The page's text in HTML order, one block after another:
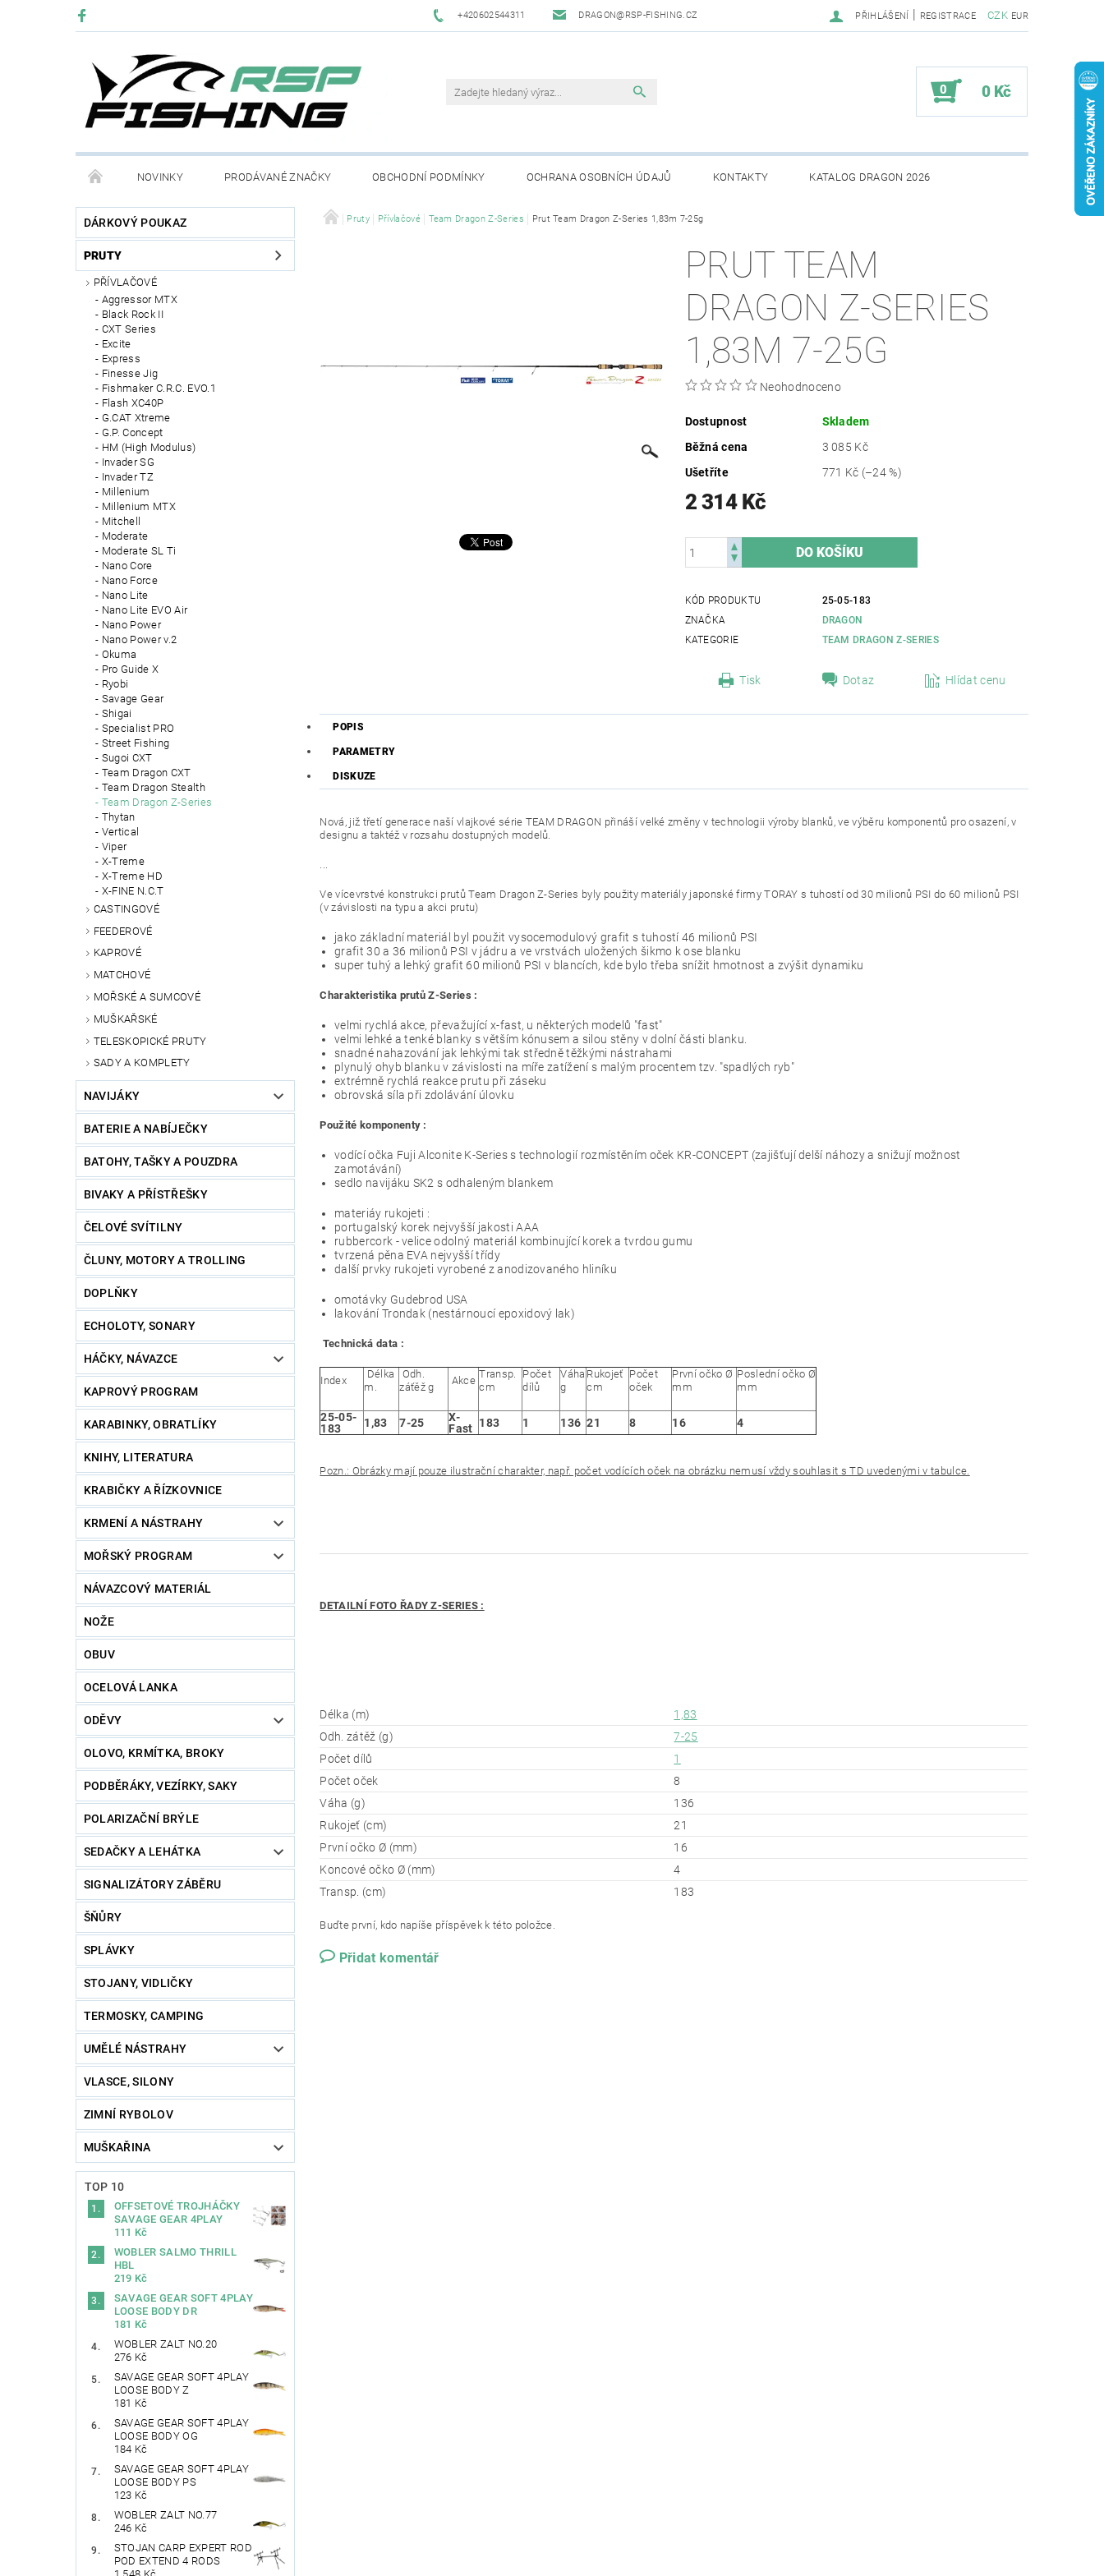
+420602544311 DRAGON@RSP-FISHING.CZ CZK EUR
PŘIHLÁŠENÍ | REGISTRACE
0 0 Kč
NOVINKY PRODÁVANÉ ZNAČKY OBCHODNÍ PODMÍNKY OCHRANA OSOBNÍCH ÚDAJŮ KONTAKTY KATALOG DRAGON 2026
DÁRKOVÝ POUKAZ
PRUTY
PŘÍVLAČOVÉ
Aggressor MTX
Black Rock II
CXT Series
Excite
Express
Finesse Jig
Fishmaker C.R.C. EVO.1
Flash XC40P
G.CAT Xtreme
G.P. Concept
HM (High Modulus)
Invader SG
Invader TZ
Millenium
Millenium MTX
Mitchell
Moderate
Moderate SL Ti
Nano Core
Nano Force
Nano Lite
Nano Lite EVO Air
Nano Power
Nano Power v.2
Okuma
Pro Guide X
Ryobi
Savage Gear
Shigai
Specialist PRO
Street Fishing
Sugoi CXT
Team Dragon CXT
Team Dragon Stealth
Team Dragon Z-Series
Thytan
Vertical
Viper
X-Treme
X-Treme HD
X-FINE N.C.T
CASTINGOVÉ
FEEDEROVÉ
KAPROVÉ
MATCHOVÉ
MOŘSKÉ A SUMCOVÉ
MUŠKAŘSKÉ
TELESKOPICKÉ PRUTY
SADY A KOMPLETY
NAVIJÁKY
BATERIE A NABÍJEČKY
BATOHY, TAŠKY A POUZDRA
BIVAKY A PŘÍSTŘEŠKY
ČELOVÉ SVÍTILNY
ČLUNY, MOTORY A TROLLING
DOPLŇKY
ECHOLOTY, SONARY
HÁČKY, NÁVAZCE
KAPROVÝ PROGRAM
KARABINKY, OBRATLÍKY
KNIHY, LITERATURA
KRABIČKY A ŘÍZKOVNICE
KRMENÍ A NÁSTRAHY
MOŘSKÝ PROGRAM
NÁVAZCOVÝ MATERIÁL
NOŽE
OBUV
OCELOVÁ LANKA
ODĚVY
OLOVO, KRMÍTKA, BROKY
PODBĚRÁKY, VEZÍRKY, SAKY
POLARIZAČNÍ BRÝLE
SEDAČKY A LEHÁTKA
SIGNALIZÁTORY ZÁBĚRU
ŠŇŮRY
SPLÁVKY
STOJANY, VIDLIČKY
TERMOSKY, CAMPING
UMĚLÉ NÁSTRAHY
VLASCE, SILONY
ZIMNÍ RYBOLOV
MUŠKAŘINA
TOP 10
OFFSETOVÉ TROJHÁČKY
SAVAGE GEAR 4PLAY
111 Kč
WOBLER SALMO THRILL
HBL
219 Kč
SAVAGE GEAR SOFT 4PLAY
LOOSE BODY DR
181 Kč
WOBLER ZALT NO.20
276 Kč
SAVAGE GEAR SOFT 4PLAY
LOOSE BODY Z
181 Kč
SAVAGE GEAR SOFT 4PLAY
LOOSE BODY OG
184 Kč
SAVAGE GEAR SOFT 4PLAY
LOOSE BODY PS
123 Kč
WOBLER ZALT NO.77
246 Kč
STOJAN CARP EXPERT ROD
POD EXTEND 4 RODS
Pruty Přívlačové Team Dragon Z-Series Prut Team Dragon Z-Series 1,83m 7-25g
PRUT TEAM
DRAGON Z-SERIES
1,83M 7-25G
Neohodnoceno
Dostupnost
Skladem
Běžná cena
3 085 Kč
Ušetříte
771 Kč (–24 %)
2 314 Kč
KÓD PRODUKTU
25-05-183
ZNAČKA
DRAGON
KATEGORIE
TEAM DRAGON Z-SERIES
Tisk Dotaz Hlídat cenu
POPIS
PARAMETRY
DISKUZE
Nová, již třetí generace naší vlajkové série TEAM DRAGON přináší velké změny v technologii výroby blanků, ve výběru komponentů pro osazení, v
designu a taktéž v rozsahu dostupných modelů.
...
Ve vícevrstvé konstrukci prutů Team Dragon Z-Series byly použity materiály japonské firmy TORAY s tuhostí od 30 milionů PSI do 60 milionů PSI
(v závislosti na typu a akci prutu)
jako základní materiál byl použit vysocemodulový grafit s tuhostí 46 milionů PSI
grafit 30 a 36 milionů PSI v jádru a ve vrstvách uložených šikmo k ose blanku
super tuhý a lehký grafit 60 milionů PSI v blancích, kde bylo třeba snížit hmotnost a zvýšit dynamiku
Charakteristika prutů Z-Series :
velmi rychlá akce, převažující x-fast, u některých modelů "fast"
velmi lehké a tenké blanky s větším kónusem a silou stěny v dolní části blanku.
snadné nahazování jak lehkými tak středně těžkými nástrahami
plynulý ohyb blanku v závislosti na míře zatížení s malým procentem tzv. "spadlých ryb"
extrémně rychlá reakce prutu při záseku
obrovská síla při zdolávání úlovku
Použité komponenty :
vodící očka Fuji Alconite K-Series s technologií rozmístěním oček KR-CONCEPT (zajišťují delší náhozy a snižují možnost
zamotávání)
sedlo navijáku SK2 s odhaleným blankem
materiáy rukojeti :
portugalský korek nejvyšší jakosti AAA
rubbercork - velice odolný materiál kombinující korek a tvrdou gumu
tvrzená pěna EVA nejvyšší třídy
další prvky rukojeti vyrobené z anodizovaného hliníku
omotávky Gudebrod USA
lakování Trondak (nestárnoucí epoxidový lak)
Technická data :
Index
Délka
m.
Odh.
záťěž g
Akce
Transp.
cm
Počet
dílů
Váha
g
Rukojeť
cm
Počet
oček
První očko Ø
mm
Poslední očko Ø
mm
25-05-
183
1,83 7-25
X-
Fast 183 1 136 21 8 16 4
Pozn.: Obrázky mají pouze ilustrační charakter, např. počet vodících oček na obrázku nemusí vždy souhlasit s TD uvedenými v tabulce.
DETAILNÍ FOTO ŘADY Z-SERIES :
Délka (m)
1,83
Odh. zátěž (g)
7-25
Počet dílů
1
Počet oček
8
Váha (g)
136
Rukojeť (cm)
21
První očko Ø (mm)
16
Koncové očko Ø (mm)
4
Transp. (cm)
183
Buďte první, kdo napíše příspěvek k této položce.
Přidat komentář